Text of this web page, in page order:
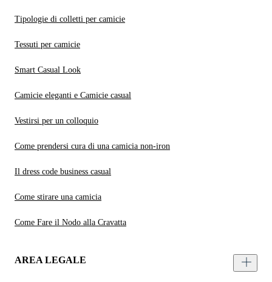
Tipologie di colletti per camicie
Tessuti per camicie
Smart Casual Look
Camicie eleganti e Camicie casual
Vestirsi per un colloquio
Come prendersi cura di una camicia non-iron
Il dress code business casual
Come stirare una camicia
Come Fare il Nodo alla Cravatta
AREA LEGALE